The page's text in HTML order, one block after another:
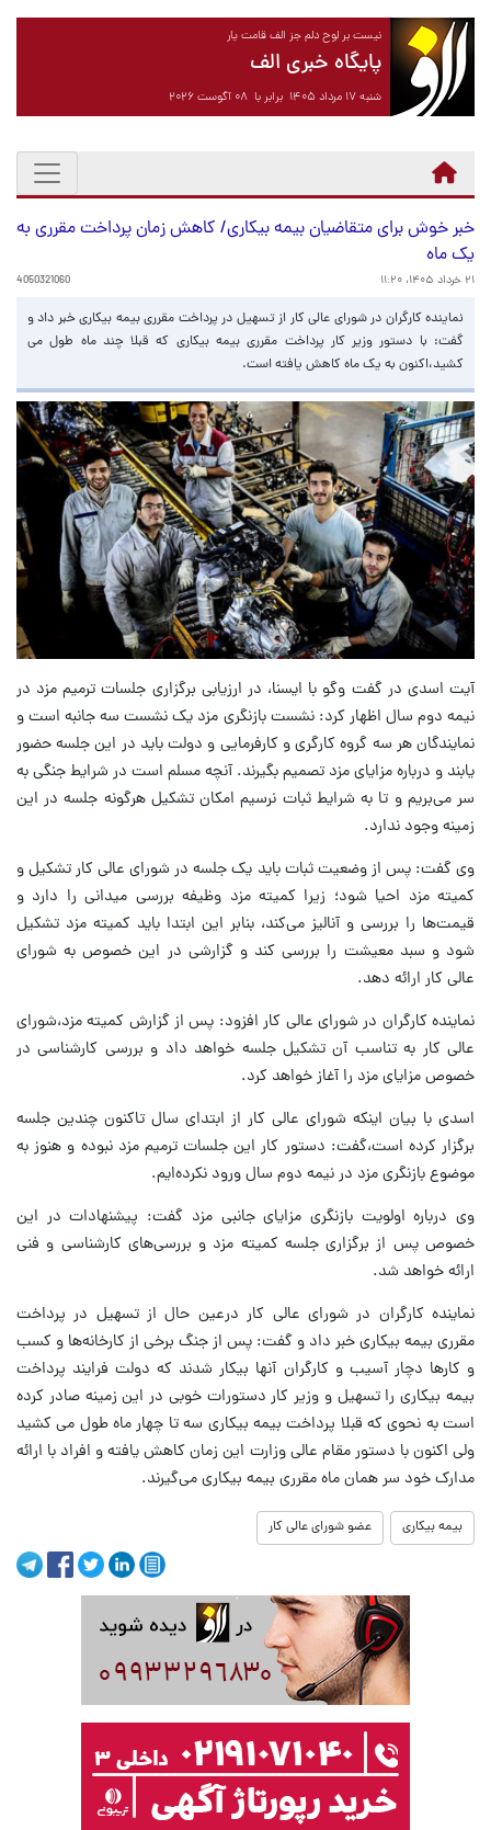
نیست بر لوح دلم جز الف قامت یار
پایگاه خبری الف
شنبه ۱۷ مرداد ۱۴۰۵ برابر با ۰۸ آگوست ۲۰۲۶
خبر خوش برای متقاضیان بیمه بیکاری/ کاهش زمان پرداخت مقرری به
یک ماه
۲۱ خرداد ۱۴۰۵، ۱۱:۲۰ 4050321060
نماینده کارگران در شورای عالی کار از تسهیل در پرداخت مقرری بیمه بیکاری خبر داد و
گفت: با دستور وزیر کار پرداخت مقرری بیمه بیکاری که قبلا چند ماه طول می
کشید،اکنون به یک ماه کاهش یافته است.
آیت اسدی در گفت وگو با ایسنا، در ارزیابی برگزاری جلسات ترمیم مزد در
نیمه دوم سال اظهار کرد: نشست بازنگری مزد یک نشست سه جانبه است و
نمایندگان هر سه گروه کارگری و کارفرمایی و دولت باید در این جلسه حضور
یابند و درباره مزایای مزد تصمیم بگیرند. آنچه مسلم است در شرایط جنگی به
سر می‌بریم و تا به شرایط ثبات نرسیم امکان تشکیل هرگونه جلسه در این
زمینه وجود ندارد.
وی گفت: پس از وضعیت ثبات باید یک جلسه در شورای عالی کار تشکیل و
کمیته مزد احیا شود؛ زیرا کمیته مزد وظیفه بررسی میدانی را دارد و
قیمت‌ها را بررسی و آنالیز می‌کند، بنابر این ابتدا باید کمیته مزد تشکیل
شود و سبد معیشت را بررسی کند و گزارشی در این خصوص به شورای
عالی کار ارائه دهد.
نماینده کارگران در شورای عالی کار افزود: پس از گزارش کمیته مزد،شورای
عالی کار به تناسب آن تشکیل جلسه خواهد داد و بررسی کارشناسی در
خصوص مزایای مزد را آغاز خواهد کرد.
اسدی با بیان اینکه شورای عالی کار از ابتدای سال تاکنون چندین جلسه
برگزار کرده است،گفت: دستور کار این جلسات ترمیم مزد نبوده و هنوز به
موضوع بازنگری مزد در نیمه دوم سال ورود نکرده‌ایم.
وی درباره اولویت بازنگری مزایای جانبی مزد گفت: پیشنهادات در این
خصوص پس از برگزاری جلسه کمیته مزد و بررسی‌های کارشناسی و فنی
ارائه خواهد شد.
نماینده کارگران در شورای عالی کار درعین حال از تسهیل در پرداخت
مقرری بیمه بیکاری خبر داد و گفت: پس از جنگ برخی از کارخانه‌ها و کسب
و کارها دچار آسیب و کارگران آنها بیکار شدند که دولت فرایند پرداخت
بیمه بیکاری را تسهیل و وزیر کار دستورات خوبی در این زمینه صادر کرده
است به نحوی که قبلا پرداخت بیمه بیکاری سه تا چهار ماه طول می کشید
ولی اکنون با دستور مقام عالی وزارت این زمان کاهش یافته و افراد با ارائه
مدارک خود سر همان ماه مقرری بیمه بیکاری می‌گیرند.
بیمه بیکاری عضو شورای عالی کار